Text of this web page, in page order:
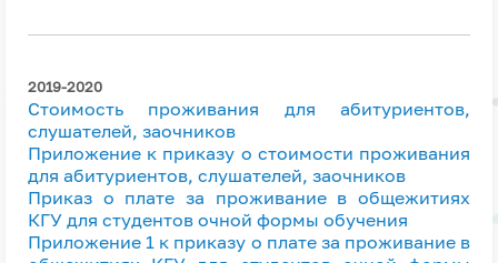
2019-2020
Стоимость проживания для абитуриентов,
слушателей, заочников
Приложение к приказу о стоимости проживания
для абитуриентов, слушателей, заочников
Приказ о плате за проживание в общежитиях
КГУ для студентов очной формы обучения
Приложение 1 к приказу о плате за проживание в